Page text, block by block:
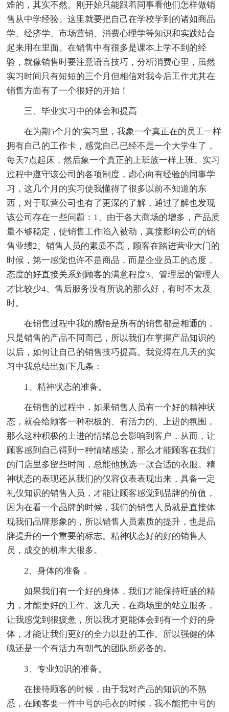
难的，其实不然。刚开始只能跟着同事看他们怎样做销
售从中学经验。这里就要把自己在学校学到的诸如商品
学、经济学、市场营销、消费心理学等知识和实践结合
起来用在里面。在销售中有很多是课本上学不到的经
验，就像销售时要注意语言技巧，分析消费心里，虽然
实习时间只有短短的三个月但相信对我今后工作尤其在
销售方面有了一个很好的开始！
三、毕业实习中的体会和提高
在为期5个月的'实习里，我象一个真正在的员工一样
拥有自己的工作卡，感觉自己已经不是一个大学生了，
每天7点起床，然后象一个真正的上班族一样上班。实习
过程中遵守该公司的各项制度，虑心向有经验的同事学
习，这几个月的实习使我懂得了很多以前不知道的东
西，对于联营公司也有了更深的了解，通过了解也发现
该公司存在一些问题：1、由于各大商场的增多，产品质
量不够稳定，使销售工作陷入被动，真接影响公司的销
售业绩2、销售人员的素质不高，顾客在踏进营业大门的
时候，第一感觉也许不是商品，而是企业员工的态度，
态度的好直接关系到顾客的满意程度3、管理层的管理人
才比较少4、售后服务没有所说的那么好，有时不太及
时。
在销售过程中我的感悟是所有的销售都是相通的，
只是销售的产品不同而已，所以我们在掌握产品知识的
以后，如何让自己的销售技巧提高。我觉得在几天的实
习中我总结出如下几条：
1、精神状态的准备。
在销售的过程中，如果销售人员有一个好的精神状
态，就会给顾客一种积极的、有活力的、上进的氛围，
那么这种积极的上进的情绪总会影响到客户，从而，让
顾客感到自己得到一种情绪感染，那么才能顾客在我们
的门店里多留些时间，总能他挑选一款合适的衣服。精
神状态的表现还从我们的仪容仪表表现出来，具备一定
礼仪知识的销售人员，才能让顾客感觉到品牌的价值，
因为在看一个品牌的时候，我们的销售人员就是直接体
现我们品牌形象的，所以销售人员素质的提升，也是品
牌提升的一个重要的标志。精神状态好的好的销售人
员，成交的机率大很多。
2、身体的准备，
如果我们有一个好的身体，我们才能保持旺盛的精
力，才能更好的工作。这几天，在商场里的站立服务，
让我感觉到很疲惫，所以我才更能体会到有一个好的身
体，才能让我们更好的全力以赴的工作。所以强健的体
魄还是一个有活力有朝气的团队所必备的。
3、专业知识的准备。
在接待顾客的时候，由于我对产品的知识的不熟
悉，在顾客要一件中号的毛衣的时候，我不能把中号的